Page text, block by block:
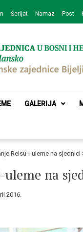
Šerijat Namaz Post
GALERIJA
Reisu-l-uleme na sjednici
na
2016.